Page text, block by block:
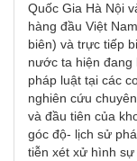
Quốc Gia Hà Nội
hàng đầu Việt
biên) và trực tiếp
nước ta hiện đang
pháp luật tại các
nghiên cứu
và đầu tiên của
góc độ- lịch sử
tiễn xét xử hình